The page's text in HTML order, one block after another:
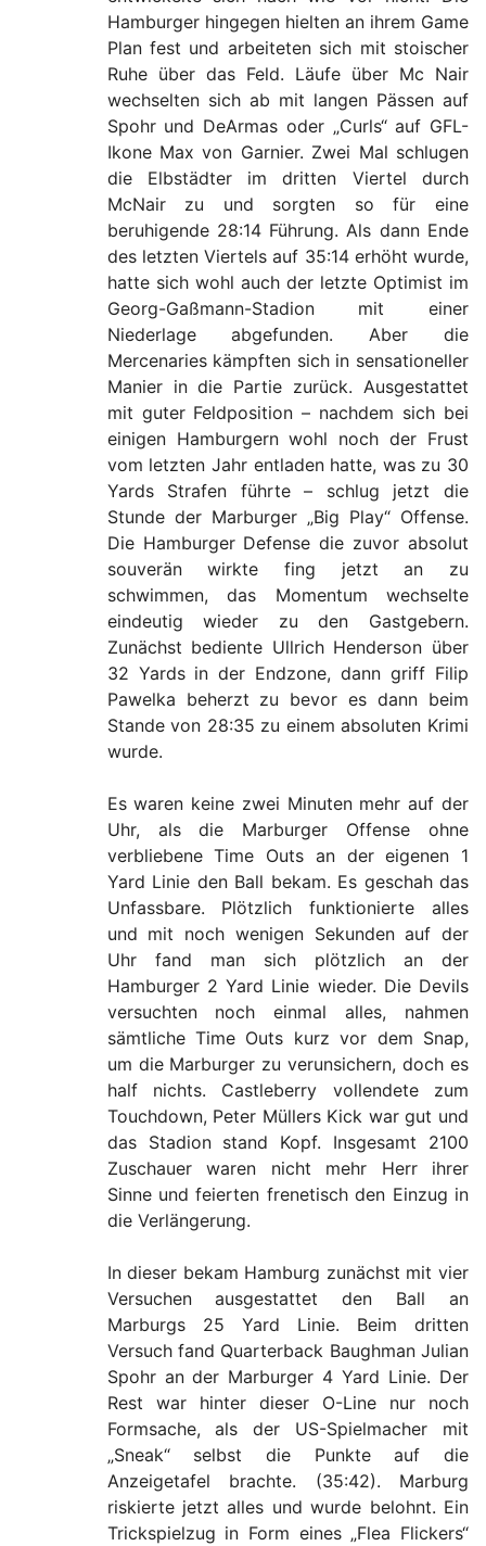
Hamburger hingegen hielten an ihrem Game
Plan fest und arbeiteten sich mit stoischer
Ruhe über das Feld. Läufe über Mc Nair
wechselten sich ab mit langen Pässen auf
Spohr und DeArmas oder „Curls“ auf GFL-
Ikone Max von Garnier. Zwei Mal schlugen
die Elbstädter im dritten Viertel durch
McNair zu und sorgten so für eine
beruhigende 28:14 Führung. Als dann Ende
des letzten Viertels auf 35:14 erhöht wurde,
hatte sich wohl auch der letzte Optimist im
Georg-Gaßmann-Stadion mit einer
Niederlage abgefunden. Aber die
Mercenaries kämpften sich in sensationeller
Manier in die Partie zurück. Ausgestattet
mit guter Feldposition – nachdem sich bei
einigen Hamburgern wohl noch der Frust
vom letzten Jahr entladen hatte, was zu 30
Yards Strafen führte – schlug jetzt die
Stunde der Marburger „Big Play“ Offense.
Die Hamburger Defense die zuvor absolut
souverän wirkte fing jetzt an zu
schwimmen, das Momentum wechselte
eindeutig wieder zu den Gastgebern.
Zunächst bediente Ullrich Henderson über
32 Yards in der Endzone, dann griff Filip
Pawelka beherzt zu bevor es dann beim
Stande von 28:35 zu einem absoluten Krimi
wurde.
Es waren keine zwei Minuten mehr auf der
Uhr, als die Marburger Offense ohne
verbliebene Time Outs an der eigenen 1
Yard Linie den Ball bekam. Es geschah das
Unfassbare. Plötzlich funktionierte alles
und mit noch wenigen Sekunden auf der
Uhr fand man sich plötzlich an der
Hamburger 2 Yard Linie wieder. Die Devils
versuchten noch einmal alles, nahmen
sämtliche Time Outs kurz vor dem Snap,
um die Marburger zu verunsichern, doch es
half nichts. Castleberry vollendete zum
Touchdown, Peter Müllers Kick war gut und
das Stadion stand Kopf. Insgesamt 2100
Zuschauer waren nicht mehr Herr ihrer
Sinne und feierten frenetisch den Einzug in
die Verlängerung.
In dieser bekam Hamburg zunächst mit vier
Versuchen ausgestattet den Ball an
Marburgs 25 Yard Linie. Beim dritten
Versuch fand Quarterback Baughman Julian
Spohr an der Marburger 4 Yard Linie. Der
Rest war hinter dieser O-Line nur noch
Formsache, als der US-Spielmacher mit
„Sneak“ selbst die Punkte auf die
Anzeigetafel brachte. (35:42). Marburg
riskierte jetzt alles und wurde belohnt. Ein
Trickspielzug in Form eines „Flea Flickers“